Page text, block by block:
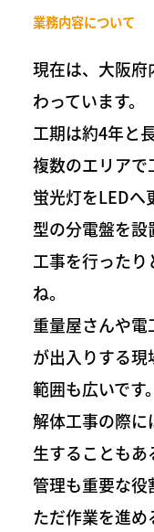
業務内容について
現在は、大阪府
わっています。
工期は約4年と
複数のエリアで
蛍光灯をLEDへ
型の分電盤を
工事を行ったり
ね。
重量屋さんや
が出入りする現
範囲も広いです。
解体工事の際に
生することも
管理も重要な役
ただ作業を進